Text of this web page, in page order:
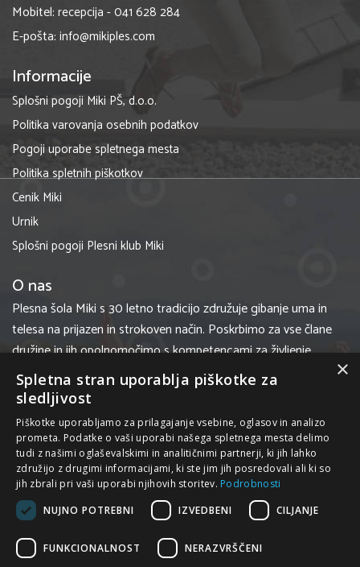
Mobitel: recepcija - 041 628 284
E-pošta: info@mikiples.com
Informacije
Splošni pogoji Miki PŠ, d.o.o.
Politika varovanja osebnih podatkov
Pogoji uporabe spletnega mesta
Politika spletnih piškotkov
Cenik Miki
Urnik
Splošni pogoji Plesni klub Miki
O nas
Plesna šola Miki s 30 letno tradicijo združuje gibanje uma in
telesa na prijazen in strokoven način. Poskrbimo za vse člane
družine in jih opolnomočimo s kompetencami za življenje.
Uspešni smo zaradi kreativnih in inovativnih pristopov pri
našem delu po vsej Sloveniji.
Uradne ure:
ponedeljek-petek: 10.00-19.00
×
Spletna stran uporablja piškotke za
sledljivost
Piškotke uporabljamo za prilagajanje vsebine, oglasov in analizo
prometa. Podatke o vaši uporabi našega spletnega mesta delimo
tudi z našimi oglaševalskimi in analitičnimi partnerji, ki jih lahko
združijo z drugimi informacijami, ki ste jim jih posredovali ali ki so
jih zbrali pri vaši uporabi njihovih storitev. Podrobnosti
NUJNO POTREBNI
IZVEDBENI CILJANJE
FUNKCIONALNOST NERAZVRŠČENI